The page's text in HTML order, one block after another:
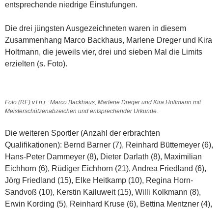
entsprechende niedrige Einstufungen.
Die drei jüngsten Ausgezeichneten waren in diesem
Zusammenhang Marco Backhaus, Marlene Dreger und Kira
Holtmann, die jeweils vier, drei und sieben Mal die Limits
erzielten (s. Foto).
Foto (RE) v.l.n.r.: Marco Backhaus, Marlene Dreger und Kira Holtmann mit
Meisterschützenabzeichen und entsprechender Urkunde.
Die weiteren Sportler (Anzahl der erbrachten
Qualifikationen): Bernd Barner (7), Reinhard Büttemeyer (6),
Hans-Peter Dammeyer (8), Dieter Darlath (8), Maximilian
Eichhorn (6), Rüdiger Eichhorn (21), Andrea Friedland (6),
Jörg Friedland (15), Elke Heitkamp (10), Regina Horn-
Sandvoß (10), Kerstin Kailuweit (15), Willi Kolkmann (8),
Erwin Kording (5), Reinhard Kruse (6), Bettina Mentzner (4),